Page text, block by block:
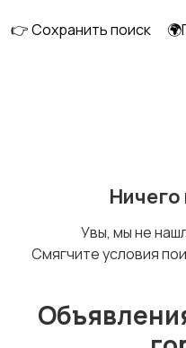
👉 Сохранить поиск
Ничего
Увы, мы не
Смягчите условия